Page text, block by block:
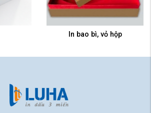
In bao bì, vỏ hộp